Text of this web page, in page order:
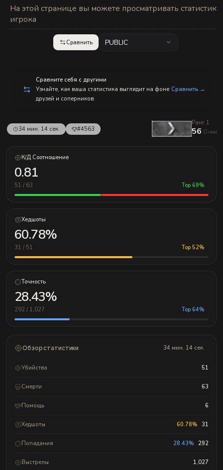
На этой странице вы можете просматривать статистику
игрока
Сравнить PUBLIC
Сравните себя с другими
Узнайте, как ваша статистика выглядит на фоне
друзей и соперников
Сравнить →
34 мин. 14 сек. #4563
Ранг 1
56 Очки
К/Д Соотношение
0.81
51 / 63 Top 69%
Хедшоты
60.78%
31 / 51 Top 52%
Точность
28.43%
292 / 1,027 Top 64%
Обзор статистики 34 мин. 14 сек.
Убийства 51
Смерти 63
Помощь 6
Хедшоты 60.78% 31
Попадания 28.43% 292
Выстрелы 1,027
п
р
а
в